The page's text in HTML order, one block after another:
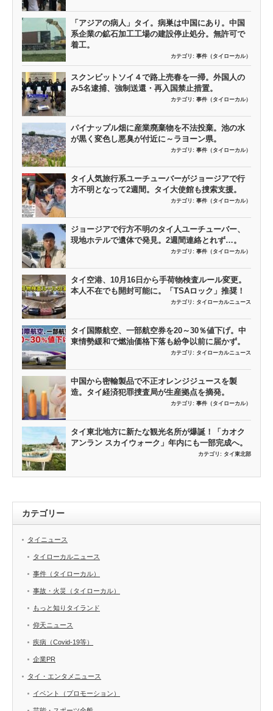
「アジアの病人」タイ。病巣は中国にあり。中国
系企業の鉱石加工工場の建設停止処分。無許可で
着工。
カテゴリ: 事件（タイローカル）
スクンビットソイ４で路上売春を一掃。外国人の
み5名逮捕、強制送還・再入国禁止措置。
カテゴリ: 事件（タイローカル）
パイナップル畑に産業廃棄物を不法投棄。池の水
が黒く変色し悪臭が付近に～ラヨーン県。
カテゴリ: 事件（タイローカル）
タイ人気旅行系ユーチューバーがジョージアで行
方不明となって2週間。タイ大使館も捜索支援。
カテゴリ: 事件（タイローカル）
ジョージアで行方不明のタイ人ユーチューバー、
現地ホテルで遺体で発見。2週間連絡とれず…。
カテゴリ: 事件（タイローカル）
タイ空港、10月16日から手荷物検査ルール変更。
本人不在でも開封可能に。「TSAロック」推奨！
カテゴリ: タイローカルニュース
タイ国際航空、一部航空券を20～30％値下げ。中
東情勢緩和で燃油価格下落も紛争以前に届かず。
カテゴリ: タイローカルニュース
中国から密輸製品で不正オレンジジュースを製
造。タイ経済犯罪捜査局が生産拠点を摘発。
カテゴリ: 事件（タイローカル）
タイ東北地方に新たな観光名所が爆誕！「カオク
アンラン スカイウォーク」年内にも一部完成へ。
カテゴリ: タイ東北部
カテゴリー
タイニュース
タイローカルニュース
事件（タイローカル）
事故・火災（タイローカル）
もっと知りタイランド
仰天ニュース
疾病（Covid-19等）
企業PR
タイ・エンタメニュース
イベント（プロモーション）